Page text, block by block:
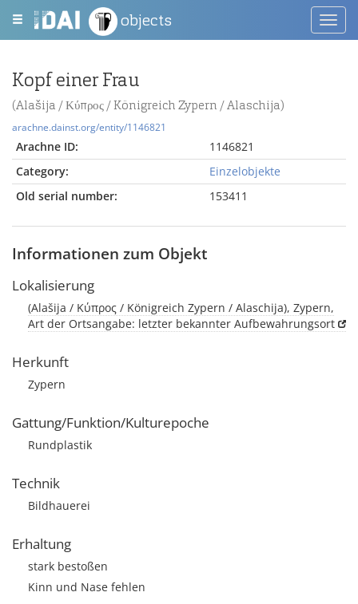
objects
Kopf einer Frau
(Alašija / Κύπρος / Königreich Zypern / Alaschija)
arachne.dainst.org/entity/1146821
Arachne ID:
1146821
Category:
Einzelobjekte
Old serial number:
153411
Informationen zum Objekt
Lokalisierung
(Alašija / Κύπρος / Königreich Zypern / Alaschija), Zypern,
Art der Ortsangabe: letzter bekannter Aufbewahrungsort
Herkunft
Zypern
Gattung/Funktion/Kulturepoche
Rundplastik
Technik
Bildhauerei
Erhaltung
stark bestoßen
Kinn und Nase fehlen